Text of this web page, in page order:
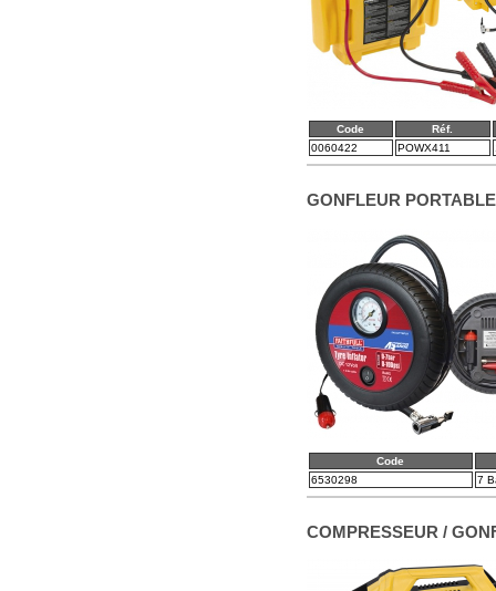
Code
Réf.
0060422
POWX411
GONFLEUR
Code
6530298
7
COMPRESSEUR /